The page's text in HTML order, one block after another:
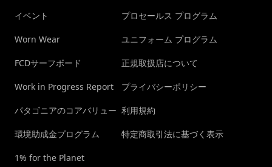
イベント
Worn Wear
FCDサーフボード
Work in Progress Report
パタゴニアのコアバリュー
環境助成金プログラム
1% for the Planet
プロセールス プログラム
ユニフォーム プログラム
正規取扱店について
プライバシーポリシー
利用規約
特定商取引法に基づく表示